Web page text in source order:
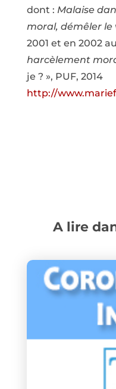
dont : Malaise
moral, démêler le
2001 et en 2002
harcèlement
je ? », PUF, 2014
http://
A lire